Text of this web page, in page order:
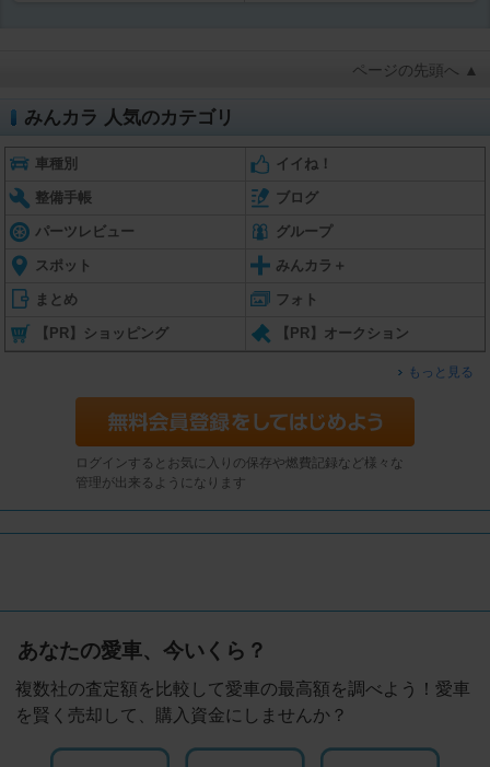
ページの先頭へ ▲
みんカラ 人気のカテゴリ
車種別 イイね！
整備手帳 ブログ
パーツレビュー グループ
スポット みんカラ＋
まとめ フォト
【PR】ショッピング 【PR】オークション
もっと見る
ログインするとお気に入りの保存や燃費記録など様々な
管理が出来るようになります
あなたの愛車、今いくら？
複数社の査定額を比較して愛車の最高額を調べよう！愛車
を賢く売却して、購入資金にしませんか？